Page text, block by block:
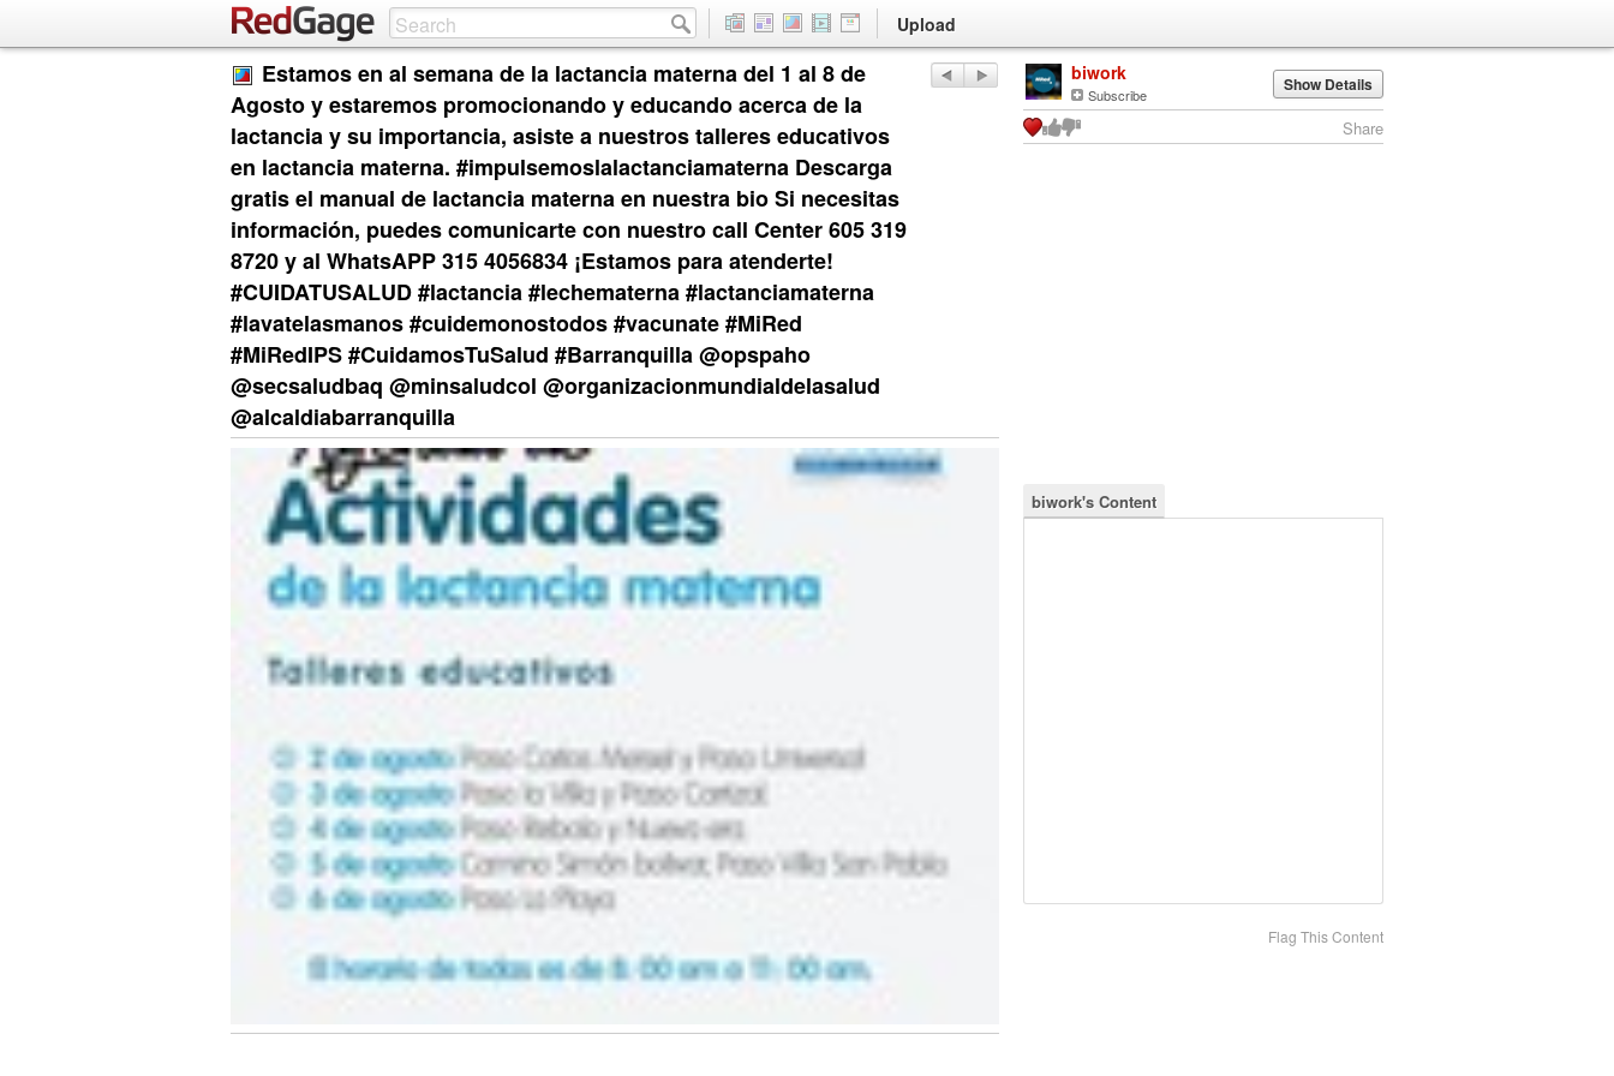
Upload
Estamos en al semana de la lactancia materna del 1 al 8 de
Agosto y estaremos promocionando y educando acerca de la
lactancia y su importancia, asiste a nuestros talleres educativos
en lactancia materna. #impulsemoslalactanciamaterna Descarga
gratis el manual de lactancia materna en nuestra bio Si necesitas
información, puedes comunicarte con nuestro call Center 605 319
8720 y al WhatsAPP 315 4056834 ¡Estamos para atenderte!
#CUIDATUSALUD #lactancia #lechematerna #lactanciamaterna
#lavatelasmanos #cuidemonostodos #vacunate #MiRed
#MiRedIPS #CuidamosTuSalud #Barranquilla @opspaho
@secsaludbaq @minsaludcol @organizacionmundialdelasalud
@alcaldiabarranquilla
biwork
Subscribe Show Details
Share
biwork's Content
Flag This Content